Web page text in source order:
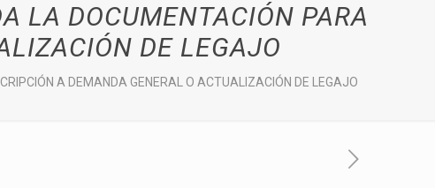
LA DOCUMENTACIÓN PARA
DE LEGAJO
A DEMANDA GENERAL O ACTUALIZACIÓN DE LEGAJO